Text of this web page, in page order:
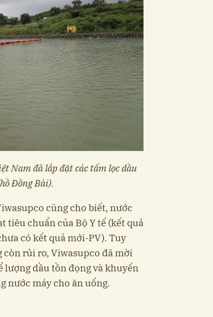
Nam đã lắp đặt các tấm lọc dầu
Đồng Bài).
cũng cho biết, nước
tiêu chuẩn của Bộ Y tế (kết quả
có kết quả mới-PV). Tuy
còn rủi ro, Viwasupco đã mời
dầu tồn đọng và khuyến
nước máy cho ăn uống.